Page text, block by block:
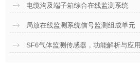
电缆沟及端子箱综合在线监测系统
局放在线监测系统信号监测组成单元
SF6气体监测传感器，功能解析与应